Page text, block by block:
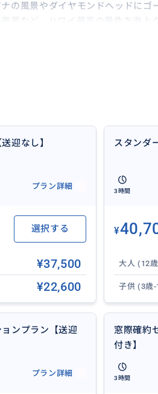
の風景やダイヤモンドヘッドにゴ
計と3種の安定装置、4つのデッキと
リー車椅子補助用エレベーター |
メインロブスター&ビーツカルパ
ベット
ンダーロインビーフ トリュフマ
ュ、バター
ラダイスコーヒー特注スター カ
ニック紅茶
更になる場合がございます
キン・ビーガンへの変更可(72時間
は年齢確認のためID提示が必要で
迎なし】
プラン詳細
選択する
¥37,500
¥22,600
スタンダ
3時間
¥
大人 (12
子供 (3歳-
ンプラン【送迎
プラン詳細
窓際確約
付き】
3時間